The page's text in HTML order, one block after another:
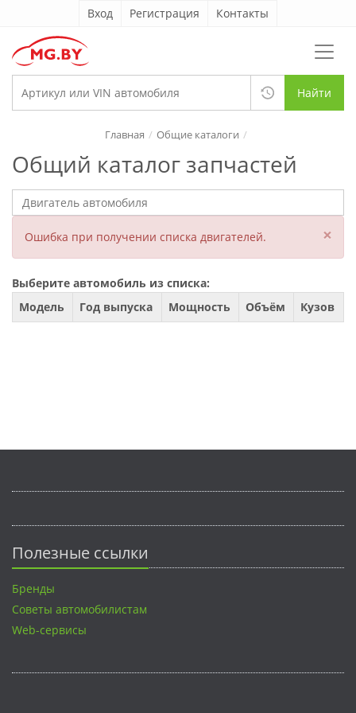
Вход Регистрация Контакты
Найти
Общий каталог запчастей
Главная Общие каталоги
Ошибка при получении списка двигателей. ×
Выберите автомобиль из списка:
Модель
Год выпуска Мощность Объём Кузов
Полезные ссылки
Бренды
Советы автомобилистам
Web-сервисы